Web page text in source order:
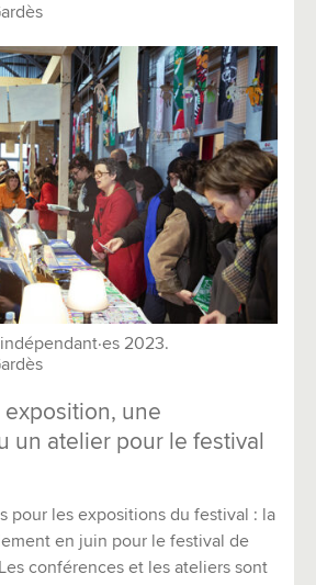
2023.
exposition, une
un atelier pour le festival
pour les expositions du festival : la
en juin pour le festival de
conférences et les ateliers sont